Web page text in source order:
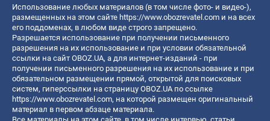
Использование любых материалов (в том числе фото- и видео-),
размещенных на этом сайте https://www.obozrevatel.com и на всех
его поддоменах, в любом виде строго запрещено.
Разрешается использование при получении письменного
разрешения на их использование и при условии обязательной
ссылки на сайт OBOZ.UA, а для интернет-изданий - при
получении письменного разрешения на их использование и при
обязательном размещении прямой, открытой для поисковых
систем, гиперссылки на страницу OBOZ.UA по ссылке
https://www.obozrevatel.com, на которой размещен оригинальный
материал в первом абзаце материала.